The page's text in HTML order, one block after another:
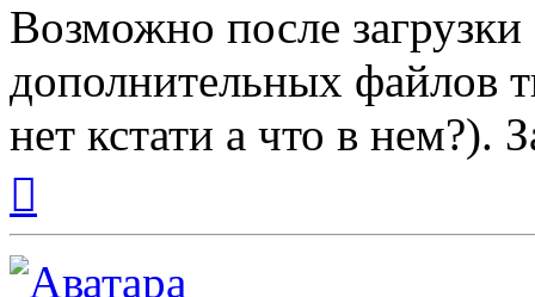
Возможно после загрузки
дополнительных файлов
нет кстати а что в нем?).
началу